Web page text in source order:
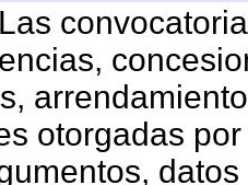
otorgadas